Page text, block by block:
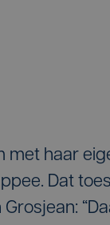
met haar
Dat